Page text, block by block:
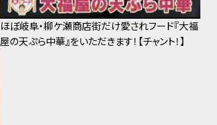
ほぼ岐阜・柳ケ瀬商店街だけ愛されフード『大福
屋の天ぷら中華』をいただきます！【チャント！】